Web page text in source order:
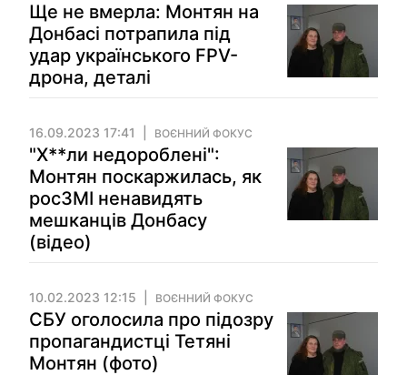
Ще не вмерла: Монтян на
Донбасі потрапила під
удар українського FPV-
дрона, деталі
16.09.2023 17:41 ВОЄННИЙ ФОКУС
"Х**ли недороблені":
Монтян поскаржилась, як
росЗМІ ненавидять
мешканців Донбасу
(відео)
10.02.2023 12:15 ВОЄННИЙ ФОКУС
СБУ оголосила про підозру
пропагандистці Тетяні
Монтян (фото)